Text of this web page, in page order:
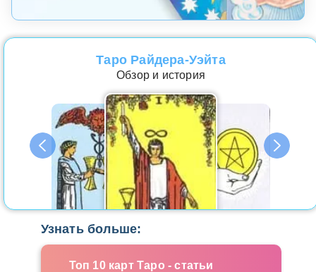
Таро Райдера-Уэйта
Обзор и история
Узнать больше:
Топ 10 карт Таро - статьи